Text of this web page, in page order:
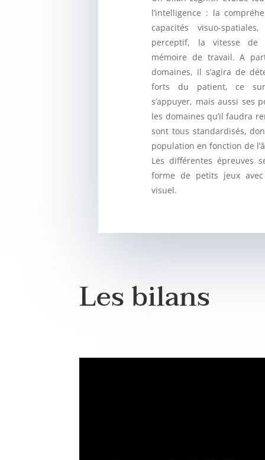
l’intelligence : la
capacités visuo-
perceptif, la vitesse
mémoire de travail. A
domaines, il s’agira de
forts du patient, ce
s’appuyer, mais aussi ses
les domaines qu’il faudra
sont tous standardisés,
population en fonction de
Les différentes épreuves
forme de petits jeux
visuel.
Les bilans